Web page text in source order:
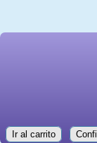
Ir al carrito